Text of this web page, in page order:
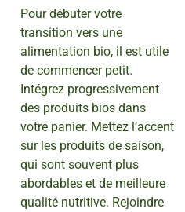
Pour débuter votre
transition vers une
alimentation bio, il est utile
de commencer petit.
Intégrez progressivement
des produits bios dans
votre panier. Mettez l’accent
sur les produits de saison,
qui sont souvent plus
abordables et de meilleure
qualité nutritive. Rejoindre